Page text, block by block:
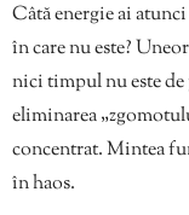
Câtă energie ai
în care nu este?
nici timpul nu este de
eliminarea
concentrat. Mintea
în haos.